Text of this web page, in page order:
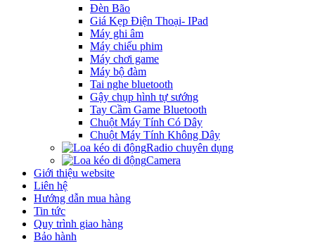
Đèn Bão
Giá Kẹp Điện Thoại- IPad
Máy ghi âm
Máy chiếu phim
Máy chơi game
Máy bộ đàm
Tai nghe bluetooth
Gậy chụp hình tự sướng
Tay Cầm Game Bluetooth
Chuột Máy Tính Có Dây
Chuột Máy Tính Không Dây
Radio chuyên dụng
Camera
Giới thiệu website
Liên hệ
Hướng dẫn mua hàng
Tin tức
Quy trình giao hàng
Bảo hành